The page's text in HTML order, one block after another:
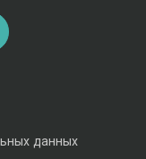
данных